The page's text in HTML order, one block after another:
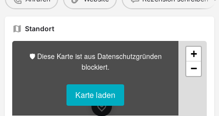
Standort
🛡️ Diese Karte ist aus Datenschutzgründen
blockiert.
Karte laden
+
−